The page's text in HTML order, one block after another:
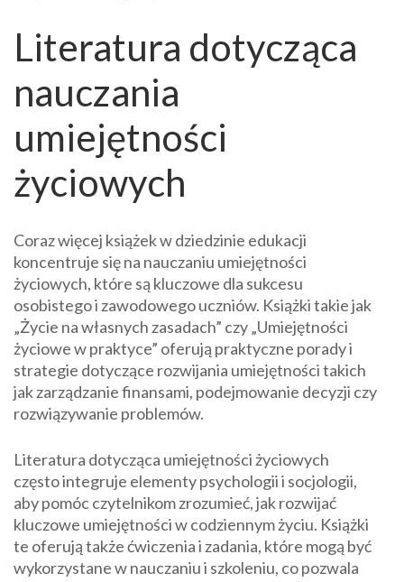
Literatura dotycząca
nauczania
umiejętności
życiowych
Coraz więcej książek w dziedzinie edukacji
koncentruje się na nauczaniu umiejętności
życiowych, które są kluczowe dla sukcesu
osobistego i zawodowego uczniów. Książki takie jak
„Życie na własnych zasadach” czy „Umiejętności
życiowe w praktyce” oferują praktyczne porady i
strategie dotyczące rozwijania umiejętności takich
jak zarządzanie finansami, podejmowanie decyzji czy
rozwiązywanie problemów.
Literatura dotycząca umiejętności życiowych
często integruje elementy psychologii i socjologii,
aby pomóc czytelnikom zrozumieć, jak rozwijać
kluczowe umiejętności w codziennym życiu. Książki
te oferują także ćwiczenia i zadania, które mogą być
wykorzystane w nauczaniu i szkoleniu, co pozwala